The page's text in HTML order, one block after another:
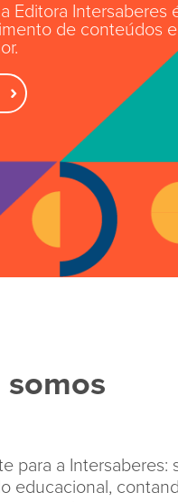
Editora Intersaberes
de conteúdos e
para a Intersaberes:
educacional,